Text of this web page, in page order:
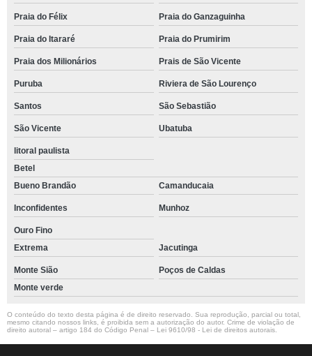
Praia do Félix Praia do Ganzaguinha
Praia do Itararé Praia do Prumirim
Praia dos Milionários Prais de São Vicente
Puruba Riviera de São Lourenço
Santos São Sebastião
São Vicente Ubatuba
litoral paulista
Betel
Bueno Brandão
Camanducaia
Inconfidentes Munhoz
Ouro Fino
Extrema
Jacutinga
Monte Sião
Poços de Caldas
Monte verde
O conteúdo do texto desta página é de direito reservado. Sua reprodução, parcial ou total,
mesmo citando nossos links, é proibida sem a autorização do autor. Crime de violação de
direito autoral – artigo 184 do Código Penal – Lei 9610/98 - Lei de direitos autorais